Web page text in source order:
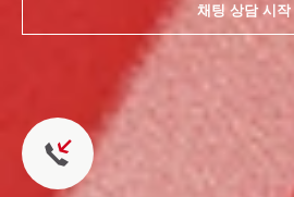
채팅 상담 시작